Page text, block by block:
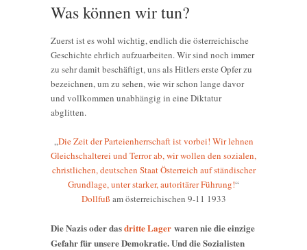
Was können wir tun?
Zuerst ist es wohl wichtig, endlich die österreichische
Geschichte ehrlich aufzuarbeiten. Wir sind noch immer
zu sehr damit beschäftigt, uns als Hitlers erste Opfer zu
bezeichnen, um zu sehen, wie wir schon lange davor
und vollkommen unabhängig in eine Diktatur
abglitten.
„Die Zeit der Parteienherrschaft ist vorbei! Wir lehnen
Gleichschalterei und Terror ab, wir wollen den sozialen,
christlichen, deutschen Staat Österreich auf ständischer
Grundlage, unter starker, autoritärer Führung!“
Dollfuß am österreichischen 9-11 1933
Die Nazis oder dasdritte Lager waren nie die einzige
Gefahr für unsere Demokratie. Und die Sozialisten